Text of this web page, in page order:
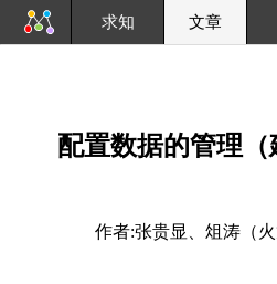
求知 文章
配置数据的管理（
作者:张贵显、俎涛（火